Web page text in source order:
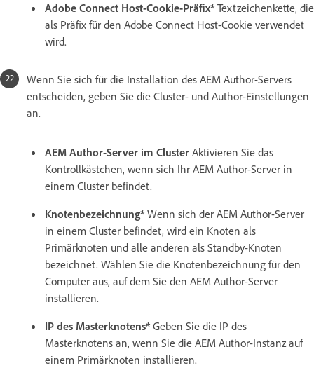
Adobe Connect Host-Cookie-Präfix* Textzeichenkette, die
als Präfix für den Adobe Connect Host-Cookie verwendet
wird.
Wenn Sie sich für die Installation des AEM Author-Servers
entscheiden, geben Sie die Cluster- und Author-Einstellungen
an.
AEM Author-Server im Cluster Aktivieren Sie das
Kontrollkästchen, wenn sich Ihr AEM Author-Server in
einem Cluster befindet.
Knotenbezeichnung* Wenn sich der AEM Author-Server
in einem Cluster befindet, wird ein Knoten als
Primärknoten und alle anderen als Standby-Knoten
bezeichnet. Wählen Sie die Knotenbezeichnung für den
Computer aus, auf dem Sie den AEM Author-Server
installieren.
IP des Masterknotens* Geben Sie die IP des
Masterknotens an, wenn Sie die AEM Author-Instanz auf
einem Primärknoten installieren.